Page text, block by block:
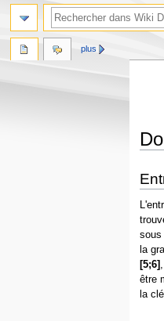
à
la
à
la
sous
la
[5;6]
être
la clé
plus